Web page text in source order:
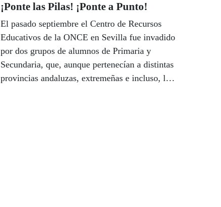
¡Ponte las Pilas! ¡Ponte a Punto!
El pasado septiembre el Centro de Recursos
Educativos de la ONCE en Sevilla fue invadido
por dos grupos de alumnos de Primaria y
Secundaria, que, aunque pertenecían a distintas
provincias andaluzas, extremeñas e incluso, la